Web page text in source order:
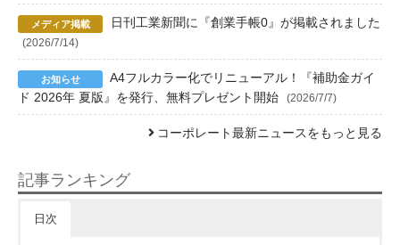
日刊工業新聞に『創業手帳0』が掲載されました
(2026/7/14)
A4フルカラー化でリニューアル！『補助金ガイ
ド 2026年 夏版』を発行、無料プレゼント開始
(2026/7/7)
コーポレート最新ニュースをもっと見る
記事ランキング
日次